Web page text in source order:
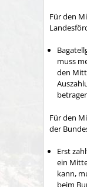
Für den
muss
den
Für den
der
Erst
ein
kann,
beim